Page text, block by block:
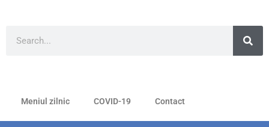
Meniul zilnic COVID-19 Contact